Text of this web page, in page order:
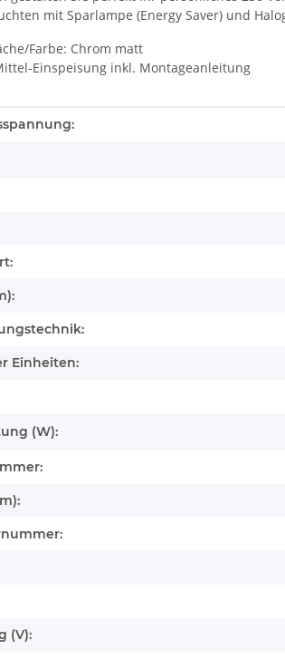
mit Sparlampe (Energy Saver) und
Farbe: Chrom matt
Einspeisung inkl. Montageanleitung
Einheiten:
(W):
(V):